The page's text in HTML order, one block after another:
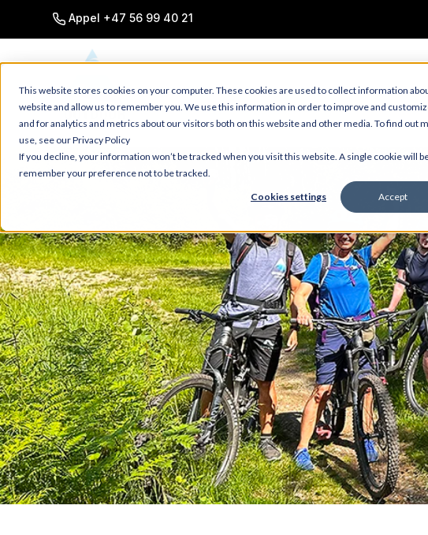
This website stores cookies on your computer. These cookies are used to collect information
website and allow us to remember you. We use this information in order to improve and
and for analytics and metrics about our visitors both on this website and other media. To find out
use, see our Privacy Policy
If you decline, your information won’t be tracked when you visit this website. A single cookie will
remember your preference not to be tracked.
Cookies settings Accept
Appel +47 56 99 40 21